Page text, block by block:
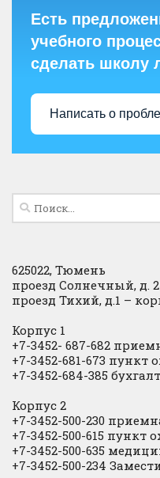
Есть
учебного
сделать школу
Написать о
Найти:
625022, Тюмень
проезд Солнечный, д.
проезд Тихий, д.1 –
Корпус 1
+7-3452- 687-682
+7-3452-681-673 пункт
+7-3452-684-385
Корпус 2
+7-3452-500-230
+7-3452-500-615 пункт
+7-3452-500-635
+7-3452-500-234